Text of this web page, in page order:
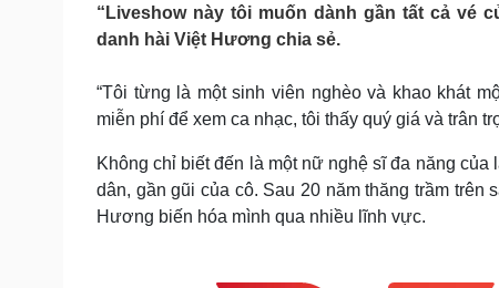
Pháp luật
Vụ án
Tư vấn luật
Quân sự - Quốc phòng
Vũ khí
Phân tích
Sức khỏe
Dinh dưỡng - món ngon
Cây thuốc
Đời sống
Nhà đẹp
Blog
“Liveshow này tôi muốn dành gần tất cả vé
danh hài Việt Hương chia sẻ.
“Tôi từng là một sinh viên nghèo và khao khát
miễn phí để xem ca nhạc, tôi thấy quý giá và trân
Không chỉ biết đến là một nữ nghệ sĩ đa năng
dân, gần gũi của cô. Sau 20 năm thăng trầm
Hương biến hóa mình qua nhiều lĩnh vực.